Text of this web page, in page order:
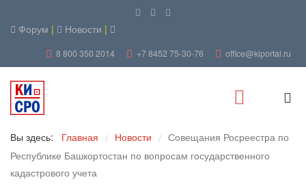
Форум | Новости |
8 800 350 2014 +7 8452 75-30-76 office@kiportal.ru
Вы здесь: Главная / Новости / Совещания Росреестра по
Республике Башкортостан по вопросам государственного
кадастрового учета